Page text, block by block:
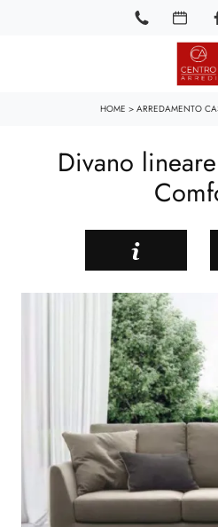
HOME > ARREDAMENTO
Divano